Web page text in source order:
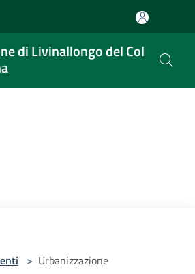
di Livinallongo del Col
> Urbanizzazione